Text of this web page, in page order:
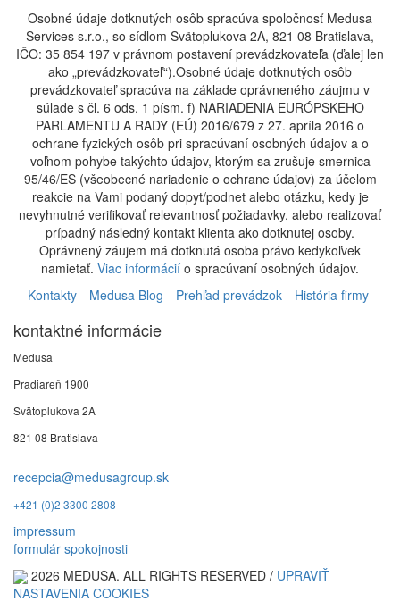
Osobné údaje dotknutých osôb spracúva spoločnosť Medusa
Services s.r.o., so sídlom Svätoplukova 2A, 821 08 Bratislava,
IČO: 35 854 197 v právnom postavení prevádzkovateľa (ďalej len
ako „prevádzkovateľ“).Osobné údaje dotknutých osôb
prevádzkovateľ spracúva na základe oprávneného záujmu v
súlade s čl. 6 ods. 1 písm. f) NARIADENIA EURÓPSKEHO
PARLAMENTU A RADY (EÚ) 2016/679 z 27. apríla 2016 o
ochrane fyzických osôb pri spracúvaní osobných údajov a o
voľnom pohybe takýchto údajov, ktorým sa zrušuje smernica
95/46/ES (všeobecné nariadenie o ochrane údajov) za účelom
reakcie na Vami podaný dopyt/podnet alebo otázku, kedy je
nevyhnutné verifikovať relevantnosť požiadavky, alebo realizovať
prípadný následný kontakt klienta ako dotknutej osoby.
Oprávnený záujem má dotknutá osoba právo kedykoľvek
namietať. Viac informácií o spracúvaní osobných údajov.
Kontakty
Medusa Blog Prehľad prevádzok História firmy
kontaktné informácie
Medusa
Pradiareň 1900
Svätoplukova 2A
821 08 Bratislava
recepcia@medusagroup.sk
+421 (0)2 3300 2808
impressum
formulár spokojnosti
2026 MEDUSA. ALL RIGHTS RESERVED / UPRAVIŤ
NASTAVENIA COOKIES